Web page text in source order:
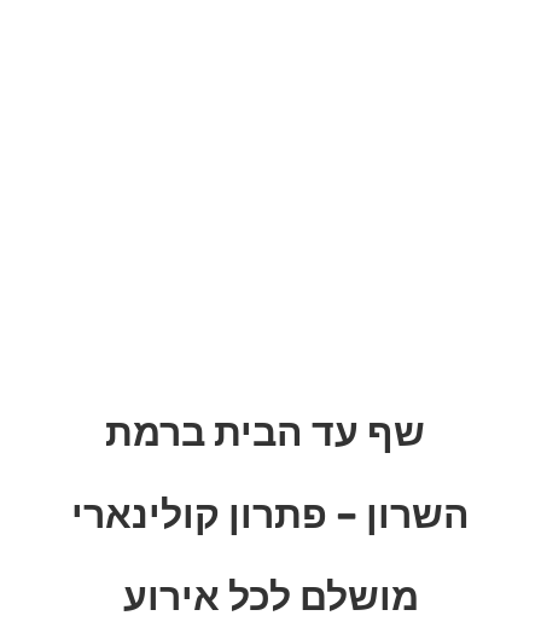
שף עד הבית ברמת
השרון – פתרון קולינארי
מושלם לכל אירוע